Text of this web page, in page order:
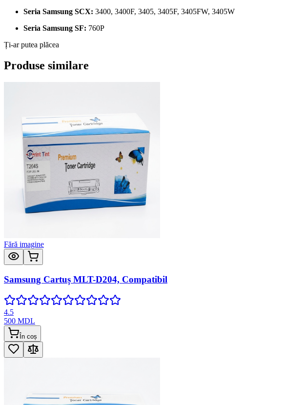
Seria Samsung SCX: 3400, 3400F, 3405, 3405F, 3405FW, 3405W
Seria Samsung SF: 760P
Ți-ar putea plăcea
Produse similare
Fără imagine
Samsung Cartuș MLT-D204, Compatibil
4.5
500 MDL
În coș